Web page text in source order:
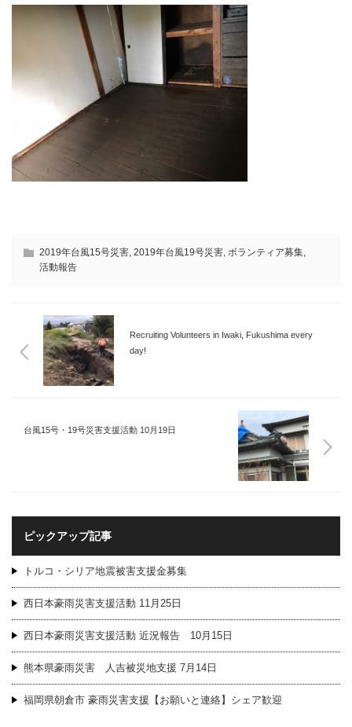
2019年台風15号災害, 2019年台風19号災害, ボランティア募集,
活動報告
Recruiting Volunteers in Iwaki, Fukushima every
day!
台風15号・19号災害支援活動 10月19日
ピックアップ記事
トルコ・シリア地震被害支援金募集
西日本豪雨災害支援活動 11月25日
西日本豪雨災害支援活動 近況報告 10月15日
熊本県豪雨災害 人吉被災地支援 7月14日
福岡県朝倉市 豪雨災害支援【お願いと連絡】シェア歓迎